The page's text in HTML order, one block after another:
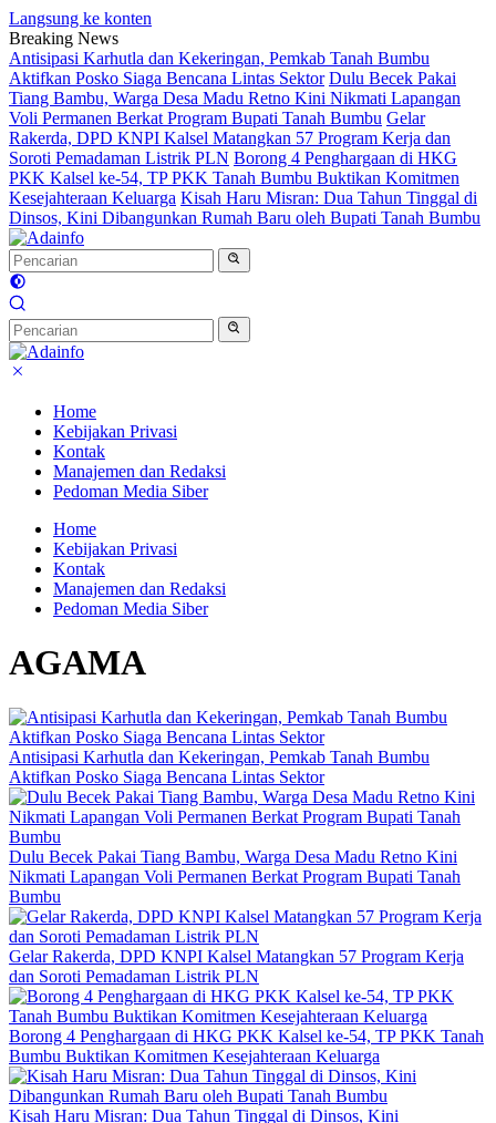
Langsung ke konten
Breaking News
Antisipasi Karhutla dan Kekeringan, Pemkab Tanah Bumbu
Aktifkan Posko Siaga Bencana Lintas Sektor Dulu Becek Pakai
Tiang Bambu, Warga Desa Madu Retno Kini Nikmati Lapangan
Voli Permanen Berkat Program Bupati Tanah Bumbu Gelar
Rakerda, DPD KNPI Kalsel Matangkan 57 Program Kerja dan
Soroti Pemadaman Listrik PLN Borong 4 Penghargaan di HKG
PKK Kalsel ke-54, TP PKK Tanah Bumbu Buktikan Komitmen
Kesejahteraan Keluarga Kisah Haru Misran: Dua Tahun Tinggal di
Dinsos, Kini Dibangunkan Rumah Baru oleh Bupati Tanah Bumbu
Home
Kebijakan Privasi
Kontak
Manajemen dan Redaksi
Pedoman Media Siber
Home
Kebijakan Privasi
Kontak
Manajemen dan Redaksi
Pedoman Media Siber
AGAMA
Antisipasi Karhutla dan Kekeringan, Pemkab Tanah Bumbu
Aktifkan Posko Siaga Bencana Lintas Sektor
Dulu Becek Pakai Tiang Bambu, Warga Desa Madu Retno Kini
Nikmati Lapangan Voli Permanen Berkat Program Bupati Tanah
Bumbu
Gelar Rakerda, DPD KNPI Kalsel Matangkan 57 Program Kerja
dan Soroti Pemadaman Listrik PLN
Borong 4 Penghargaan di HKG PKK Kalsel ke-54, TP PKK Tanah
Bumbu Buktikan Komitmen Kesejahteraan Keluarga
Kisah Haru Misran: Dua Tahun Tinggal di Dinsos, Kini